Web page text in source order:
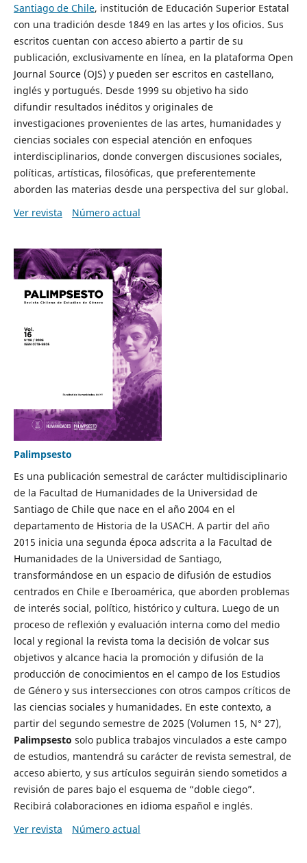
Santiago de Chile, institución de Educación Superior Estatal
con una tradición desde 1849 en las artes y los oficios. Sus
escritos cuentan con acceso abierto a partir de su
publicación, exclusivamente en línea, en la plataforma Open
Journal Source (OJS) y pueden ser escritos en castellano,
inglés y portugués. Desde 1999 su objetivo ha sido
difundir resultados inéditos y originales de
investigaciones provenientes de las artes, humanidades y
ciencias sociales con especial atención en enfoques
interdisciplinarios, donde convergen discusiones sociales,
políticas, artísticas, filosóficas, que preferentemente
aborden las materias desde una perspectiva del sur global.
Ver revista
Número actual
Palimpsesto
Es una publicación semestral de carácter multidisciplinario
de la Facultad de Humanidades de la Universidad de
Santiago de Chile que nace en el año 2004 en el
departamento de Historia de la USACH. A partir del año
2015 inicia una segunda época adscrita a la Facultad de
Humanidades de la Universidad de Santiago,
transformándose en un espacio de difusión de estudios
centrados en Chile e Iberoamérica, que aborden problemas
de interés social, político, histórico y cultura. Luego de un
proceso de reflexión y evaluación interna como del medio
local y regional la revista toma la decisión de volcar sus
objetivos y alcance hacia la promoción y difusión de la
producción de conocimientos en el campo de los Estudios
de Género y sus intersecciones con otros campos críticos de
las ciencias sociales y humanidades. En este contexto, a
partir del segundo semestre de 2025 (Volumen 15, N° 27),
Palimpsesto solo publica trabajos vinculados a este campo
de estudios, mantendrá su carácter de revista semestral, de
acceso abierto, y sus artículos seguirán siendo sometidos a
revisión de pares bajo el esquema de “doble ciego”.
Recibirá colaboraciones en idioma español e inglés.
Ver revista
Número actual